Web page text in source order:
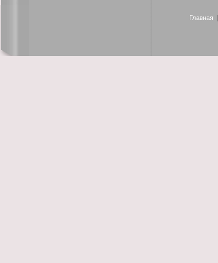
Главная